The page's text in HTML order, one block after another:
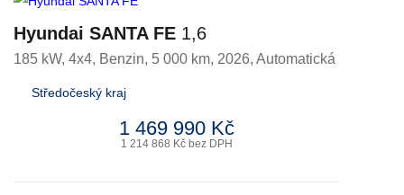
Hyundai SANTA FE 1,6
185 kW, 4x4, Benzin, 5 000 km, 2026, Automatická
Středočeský kraj
1 469 990 Kč
1 214 868 Kč bez DPH